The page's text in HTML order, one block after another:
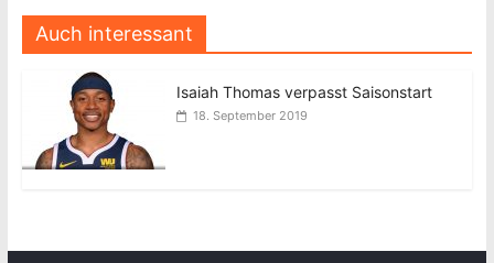
Auch interessant
Isaiah Thomas verpasst Saisonstart
18. September 2019